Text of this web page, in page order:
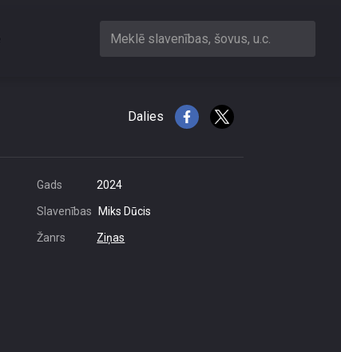
Meklē slavenības, šovus, u.c.
Dalies
Gads 2024
Slavenības Miks Dūcis
Žanrs Ziņas